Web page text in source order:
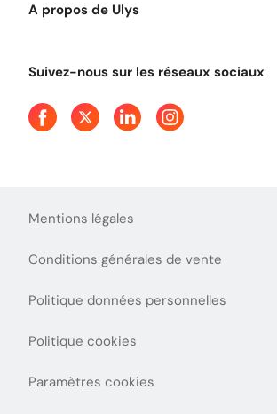
A propos de Ulys
Presse
Suivez-nous sur les réseaux sociaux
Mentions légales
Conditions générales de vente
Politique données personnelles
Politique cookies
Paramètres cookies